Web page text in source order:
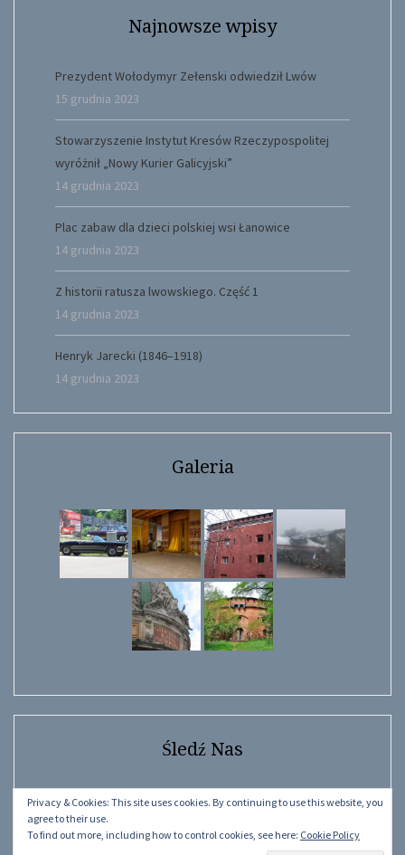
Najnowsze wpisy
Prezydent Wołodymyr Zełenski odwiedził Lwów
15 grudnia 2023
Stowarzyszenie Instytut Kresów Rzeczypospolitej
wyróżnił „Nowy Kurier Galicyjski”
14 grudnia 2023
Plac zabaw dla dzieci polskiej wsi Łanowice
14 grudnia 2023
Z historii ratusza lwowskiego. Część 1
14 grudnia 2023
Henryk Jarecki (1846–1918)
14 grudnia 2023
Galeria
Śledź Nas
FacebookInstagramYouTube Facebook
Privacy & Cookies: This site uses cookies. By continuing to use this website, you
agree to their use.
To find out more, including how to control cookies, see here: Cookie Policy